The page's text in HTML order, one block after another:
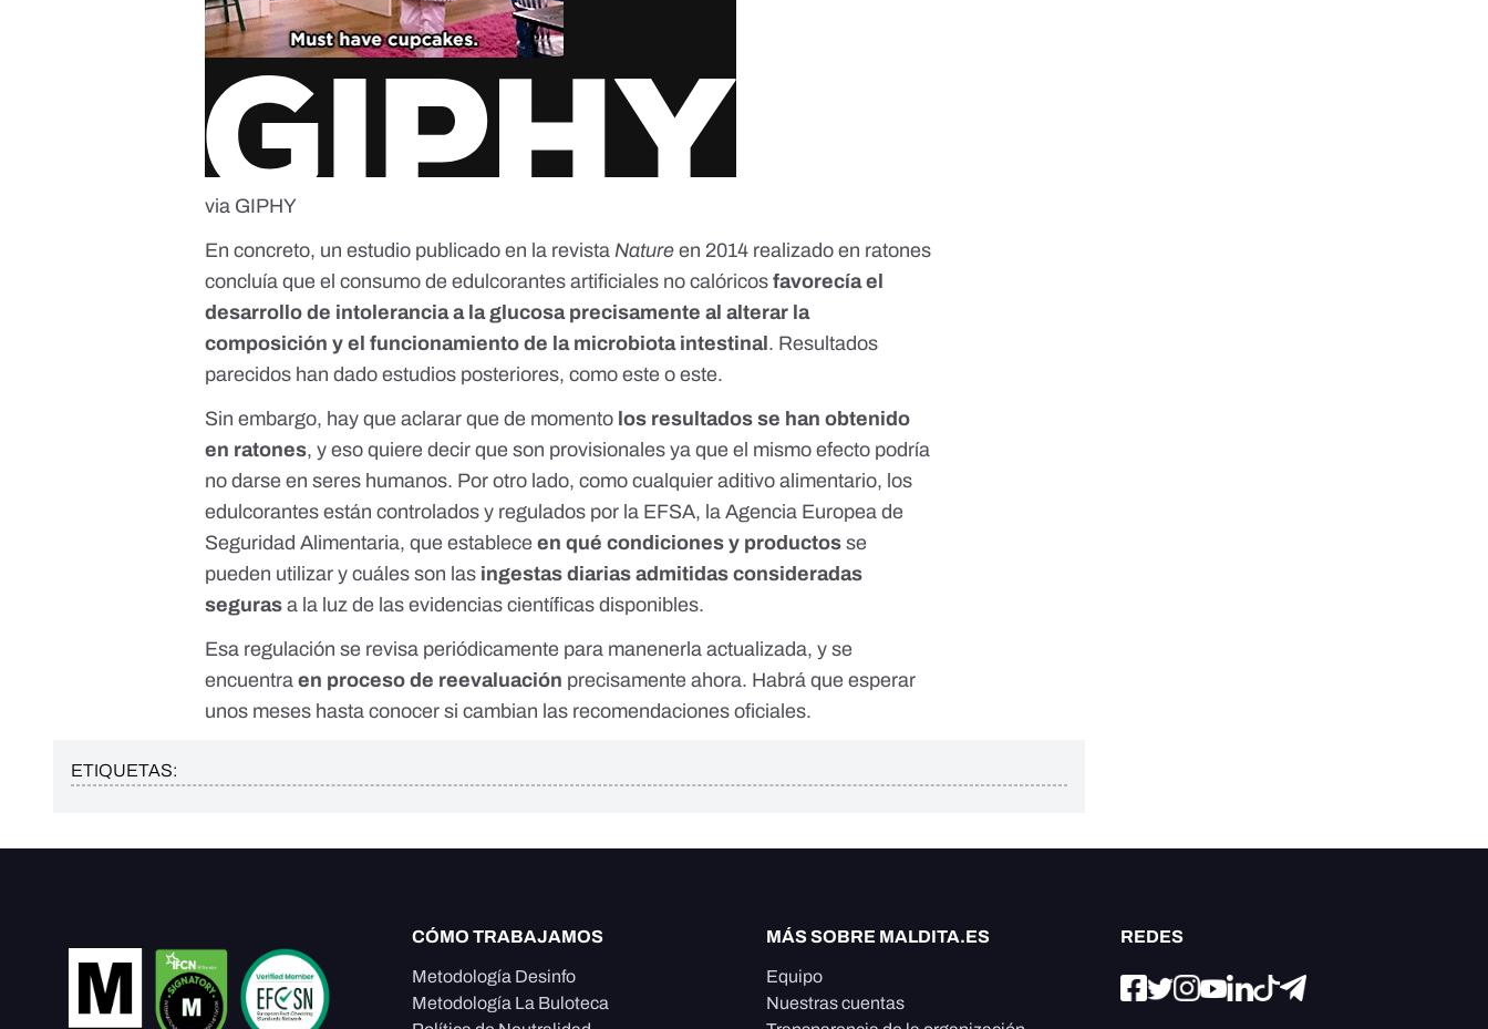
via GIPHY
En concreto, un estudio publicado en la revista Natureen 2014 realizado en ratones
concluía que el consumo de edulcorantes artificiales no calóricosfavorecía el
desarrollo de intolerancia a la glucosa precisamente al alterar la
composición y el funcionamiento de la microbiota intestinal. Resultados
parecidos han dado estudios posteriores, comoeste oeste.
Sin embargo, hay que aclarar que de momento los resultados se han obtenido
en ratones, y eso quiere decir que son provisionales ya que el mismo efecto podría
no darse en seres humanos. Por otro lado, como cualquier aditivo alimentario, los
edulcorantes estáncontrolados y regulados por la EFSA, la Agencia Europea de
Seguridad Alimentaria, que estableceen qué condiciones y productos se
pueden utilizar y cuáles son las ingestas diarias admitidas consideradas
seguras a la luz de las evidencias científicas disponibles.
Esa regulación se revisa periódicamente para manenerla actualizada, y se
encuentraen proceso de reevaluación precisamente ahora. Habrá que esperar
unos meses hasta conocer si cambian las recomendaciones oficiales.
ETIQUETAS:
CÓMO TRABAJAMOS
Metodología Desinfo
Metodología La Buloteca
MÁS SOBRE MALDITA.ES
Equipo
Nuestras cuentas
REDES